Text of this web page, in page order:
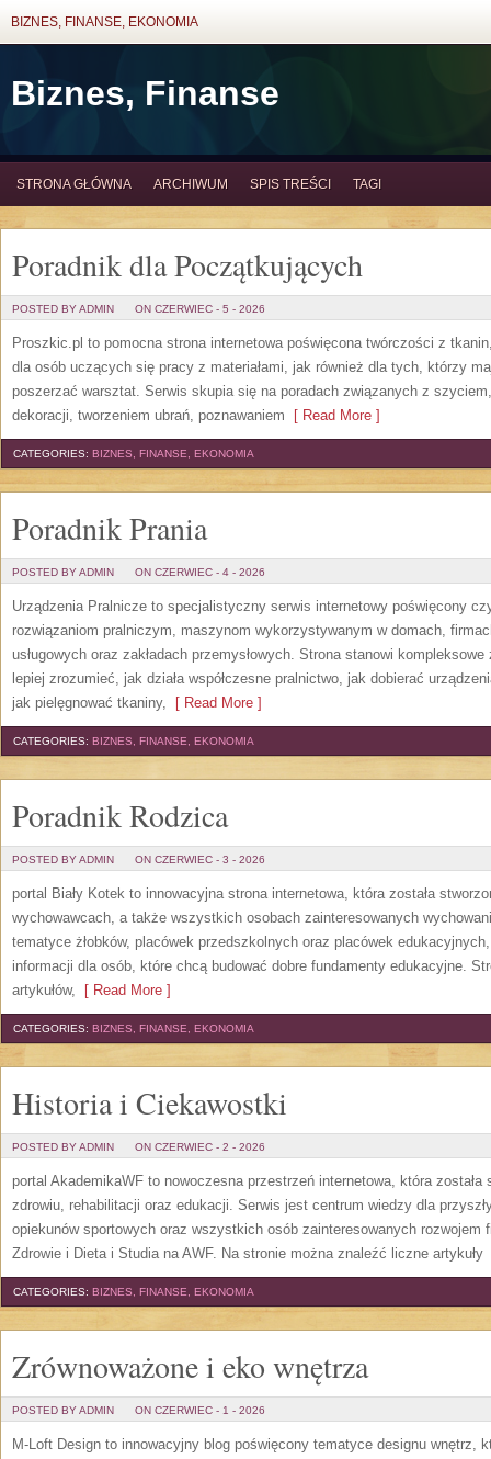
BIZNES, FINANSE, EKONOMIA
Biznes, Finanse
STRONA GŁÓWNA ARCHIWUM SPIS TREŚCI TAGI
Poradnik dla Początkujących
POSTED BY ADMIN ON CZERWIEC - 5 - 2026
Proszkic.pl to pomocna strona internetowa poświęcona twórczości z
dla osób uczących się pracy z materiałami, jak również dla tych, którzy
poszerzać warsztat. Serwis skupia się na poradach związanych z
dekoracji, tworzeniem ubrań, poznawaniem [ Read More ]
CATEGORIES: BIZNES, FINANSE, EKONOMIA
Poradnik Prania
POSTED BY ADMIN ON CZERWIEC - 4 - 2026
Urządzenia Pralnicze to specjalistyczny serwis internetowy poświęcony
rozwiązaniom pralniczym, maszynom wykorzystywanym w domach,
usługowych oraz zakładach przemysłowych. Strona stanowi
lepiej zrozumieć, jak działa współczesne pralnictwo, jak dobierać
jak pielęgnować tkaniny, [ Read More ]
CATEGORIES: BIZNES, FINANSE, EKONOMIA
Poradnik Rodzica
POSTED BY ADMIN ON CZERWIEC - 3 - 2026
portal Biały Kotek to innowacyjna strona internetowa, która została
wychowawcach, a także wszystkich osobach zainteresowanych
tematyce żłobków, placówek przedszkolnych oraz placówek
informacji dla osób, które chcą budować dobre fundamenty edukacyjne.
artykułów, [ Read More ]
CATEGORIES: BIZNES, FINANSE, EKONOMIA
Historia i Ciekawostki
POSTED BY ADMIN ON CZERWIEC - 2 - 2026
portal AkademikaWF to nowoczesna przestrzeń internetowa, która
zdrowiu, rehabilitacji oraz edukacji. Serwis jest centrum wiedzy dla
opiekunów sportowych oraz wszystkich osób zainteresowanych rozwojem
Zdrowie i Dieta i Studia na AWF. Na stronie można znaleźć liczne artykuły
CATEGORIES: BIZNES, FINANSE, EKONOMIA
Zrównoważone i eko wnętrza
POSTED BY ADMIN ON CZERWIEC - 1 - 2026
M-Loft Design to innowacyjny blog poświęcony tematyce designu wnętrz,